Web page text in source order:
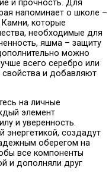
и прочность. Для
напоминает о школе –
которые
необходимые для
яшма – защиту
можно
всего серебро или
и добавляют
на личные
элемент
и уверенность.
энергетикой, создадут
оберегом на
все компоненты
и дополняли друг